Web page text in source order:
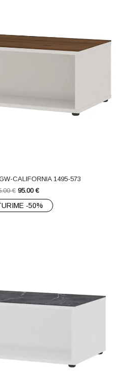
CALIFORNIA 1495-573
€ 95.00 €
-50%